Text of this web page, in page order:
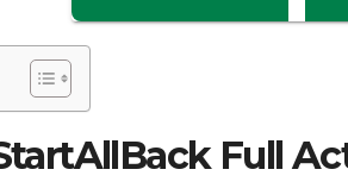
Full